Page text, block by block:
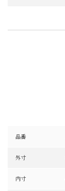
品番
外寸
内寸